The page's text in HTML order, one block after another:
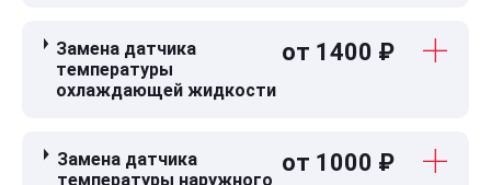
Замена датчика
температуры
охлаждающей жидкости
от 1400 ₽
Замена датчика
температуры наружного
от 1000 ₽